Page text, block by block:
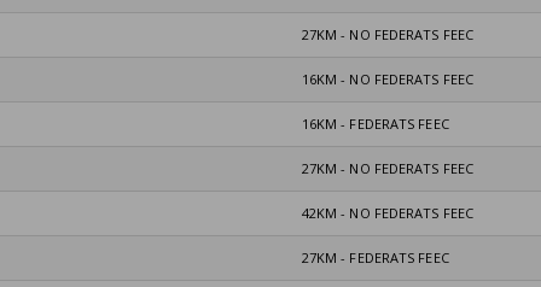
27KM - NO FEDERATS FEEC
16KM - NO FEDERATS FEEC
16KM - FEDERATS FEEC
27KM - NO FEDERATS FEEC
42KM - NO FEDERATS FEEC
27KM - FEDERATS FEEC